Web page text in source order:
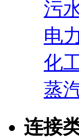
污
电
化
蒸
连接